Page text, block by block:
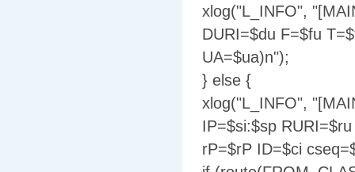
xlog("L_INFO",
DURI=$du F=$fu
UA=$ua)n");
} else {
xlog("L_INFO",
IP=$si:$sp
rP=$rP ID=$ci